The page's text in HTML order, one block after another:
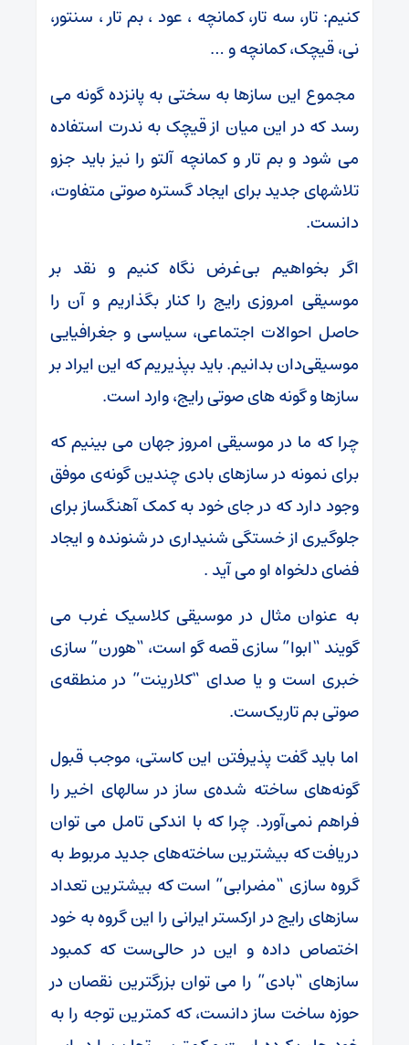
کنیم: تار، سه تار، کمانچه ، عود ، بم تار ، سنتور،
نی، قیچک، کمانچه و …
مجموع این سازها به سختی به پانزده گونه می
رسد که در این میان از قیچک به ندرت استفاده
می شود و بم تار و کمانچه آلتو را نیز باید جزو
تلاشهای جدید برای ایجاد گستره صوتی متفاوت،
دانست.
اگر بخواهیم بی‌غرض نگاه کنیم و نقد بر
موسیقی امروزی رایج را کنار بگذاریم و آن را
حاصل احوالات اجتماعی، سیاسی و جغرافیایی
موسیقی‌دان بدانیم. باید بپذیریم که این ایراد بر
سازها و گونه های صوتی رایج، وارد است.
چرا که ما در موسیقی امروز جهان می بینیم که
برای نمونه در سازهای بادی چندین گونه‌ی موفق
وجود دارد که در جای خود به کمک آهنگساز برای
جلوگیری از خستگی شنیداری در شنونده و ایجاد
فضای دلخواه او می آید .
به عنوان مثال در موسیقی کلاسیک غرب می
گویند “ابوا” سازی قصه گو است، “هورن” سازی
خبری است و یا صدای “کلارینت” در منطقه‌ی
صوتی بم تاریک‌ست.
اما باید گفت پذیرفتن این کاستی، موجب قبول
گونه‌های ساخته شده‌ی ساز در سالهای اخیر را
فراهم نمی‌آورد. چرا که با اندکی تامل می توان
دریافت که بیشترین ساخته‌های جدید مربوط به
گروه سازی “مضرابی” است که بیشترین تعداد
سازهای رایج در ارکستر ایرانی را این گروه به خود
اختصاص داده و این در حالی‌ست که کمبود
سازهای “بادی” را می توان بزرگترین نقصان در
حوزه‌ ساخت ساز دانست، که کمترین توجه را به